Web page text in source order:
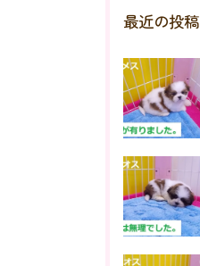
最近の投稿